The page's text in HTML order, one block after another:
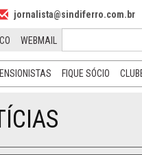
jornalista@sindiferro.com.br
WEBMAIL
FIQUE SÓCIO